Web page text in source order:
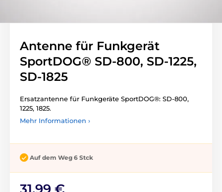
Antenne für Funkgerät
SportDOG® SD-800, SD-1225,
SD-1825
Ersatzantenne für Funkgeräte SportDOG®: SD-800,
1225, 1825.
Mehr Informationen ›
Auf dem Weg 6 Stck